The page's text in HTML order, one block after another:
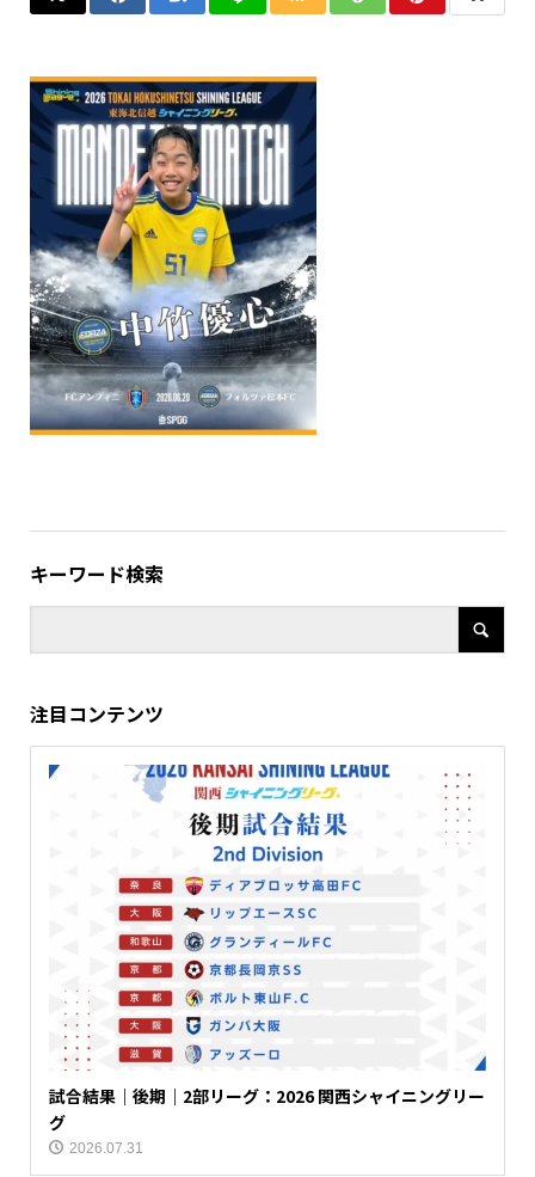
キーワード検索
注目コンテンツ
試合結果｜後期｜2部リーグ：2026 関西シャイニングリー
グ
2026.07.31